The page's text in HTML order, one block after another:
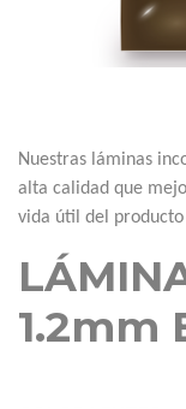
Nuestras láminas
alta calidad que
vida útil del
1.2mm